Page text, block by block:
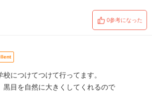
0参考になった
につけてつけて行ってます。
黒目を自然に大きくしてくれるので